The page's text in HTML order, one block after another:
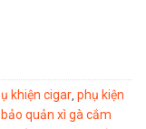
khiện cigar, phụ kiện
quản xì gà cắm